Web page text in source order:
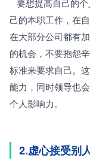
己的本职工作，在
在大部分公司都有
的机会，不要抱怨
标准来要求自己。
能力，同时领导也
个人影响力。
2.虚心接受别